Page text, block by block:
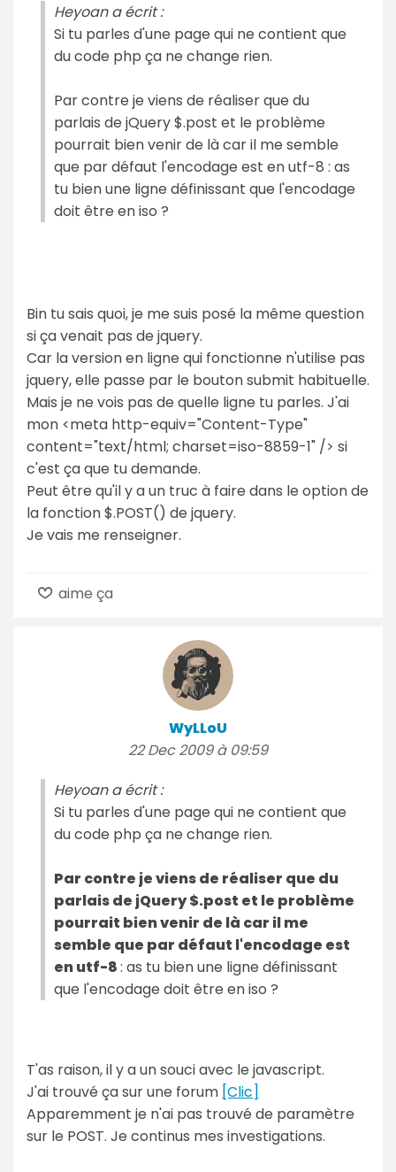
Heyoan a écrit :
Si tu parles d'une page qui ne contient que
du code php ça ne change rien.
Par contre je viens de réaliser que du
parlais de jQuery $.post et le problème
pourrait bien venir de là car il me semble
que par défaut l'encodage est en utf-8 : as
tu bien une ligne définissant que l'encodage
doit être en iso ?
Bin tu sais quoi, je me suis posé la même question
si ça venait pas de jquery.
Car la version en ligne qui fonctionne n'utilise pas
jquery, elle passe par le bouton submit habituelle.
Mais je ne vois pas de quelle ligne tu parles. J'ai
mon <meta http-equiv="Content-Type"
content="text/html; charset=iso-8859-1" /> si
c'est ça que tu demande.
Peut être qu'il y a un truc à faire dans le option de
la fonction $.POST() de jquery.
Je vais me renseigner.
aime ça
WyLLoU
22 Dec 2009 à 09:59
Heyoan a écrit :
Si tu parles d'une page qui ne contient que
du code php ça ne change rien.
Par contre je viens de réaliser que du
parlais de jQuery $.post et le problème
pourrait bien venir de là car il me
semble que par défaut l'encodage est
en utf-8: as tu bien une ligne définissant
que l'encodage doit être en iso ?
T'as raison, il y a un souci avec le javascript.
J'ai trouvé ça sur une forum [Clic]
Apparemment je n'ai pas trouvé de paramètre
sur le POST. Je continus mes investigations.